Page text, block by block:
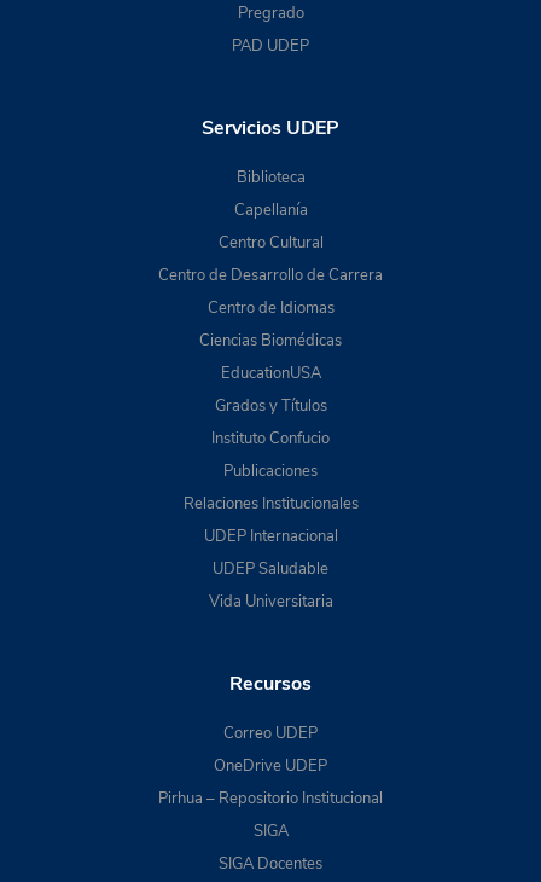
Pregrado
PAD UDEP
Servicios UDEP
Biblioteca
Capellanía
Centro Cultural
Centro de Desarrollo de Carrera
Centro de Idiomas
Ciencias Biomédicas
EducationUSA
Grados y Títulos
Instituto Confucio
Publicaciones
Relaciones Institucionales
UDEP Internacional
UDEP Saludable
Vida Universitaria
Recursos
Correo UDEP
OneDrive UDEP
Pirhua – Repositorio Institucional
SIGA
SIGA Docentes